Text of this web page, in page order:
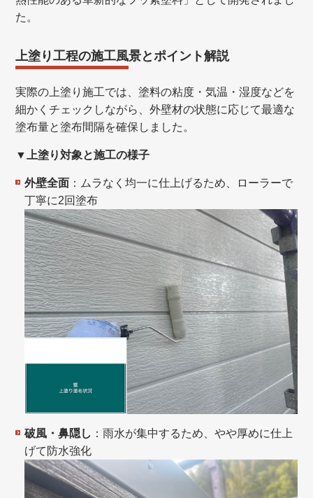
た。
上塗り工程の施工風景とポイント解説
実際の上塗り施工では、塗料の粘度・気温・湿度などを
細かくチェックしながら、外壁材の状態に応じて最適な
塗布量と塗布間隔を確保しました。
▼上塗り対象と施工の様子
外壁全面 ：ムラなく均一に仕上げるため、ローラーで
丁寧に2回塗布
破風・鼻隠し ：雨水が集中するため、やや厚めに仕上
げて防水強化